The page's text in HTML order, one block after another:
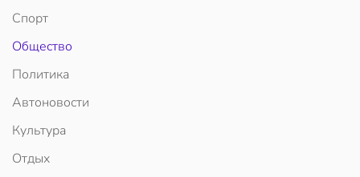
Спорт
Общество
Политика
Автоновости
Культура
Отдых